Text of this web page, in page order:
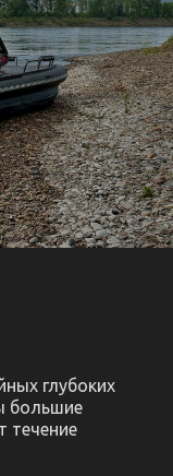
глубоких
большие
течение